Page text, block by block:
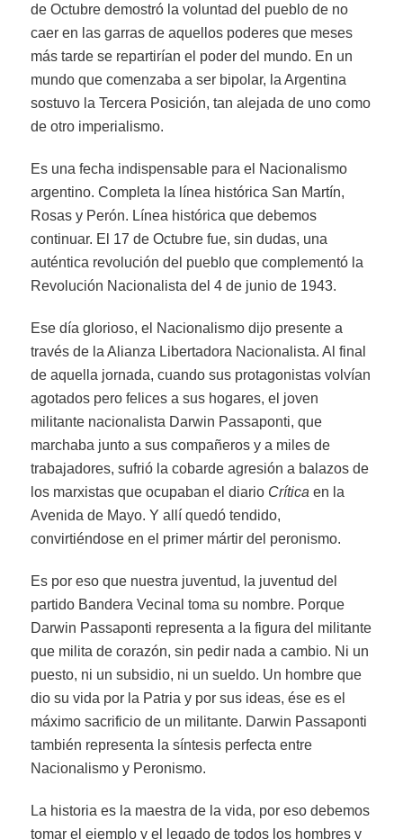
de Octubre demostró la voluntad del pueblo de no
caer en las garras de aquellos poderes que meses
más tarde se repartirían el poder del mundo. En un
mundo que comenzaba a ser bipolar, la Argentina
sostuvo la Tercera Posición, tan alejada de uno como
de otro imperialismo.
Es una fecha indispensable para el Nacionalismo
argentino. Completa la línea histórica San Martín,
Rosas y Perón. Línea histórica que debemos
continuar. El 17 de Octubre fue, sin dudas, una
auténtica revolución del pueblo que complementó la
Revolución Nacionalista del 4 de junio de 1943.
Ese día glorioso, el Nacionalismo dijo presente a
través de la Alianza Libertadora Nacionalista. Al final
de aquella jornada, cuando sus protagonistas volvían
agotados pero felices a sus hogares, el joven
militante nacionalista Darwin Passaponti, que
marchaba junto a sus compañeros y a miles de
trabajadores, sufrió la cobarde agresión a balazos de
los marxistas que ocupaban el diario Críticaen la
Avenida de Mayo. Y allí quedó tendido,
convirtiéndose en el primer mártir del peronismo.
Es por eso que nuestra juventud, la juventud del
partido Bandera Vecinal toma su nombre. Porque
Darwin Passaponti representa a la figura del militante
que milita de corazón, sin pedir nada a cambio. Ni un
puesto, ni un subsidio, ni un sueldo. Un hombre que
dio su vida por la Patria y por sus ideas, ése es el
máximo sacrificio de un militante. Darwin Passaponti
también representa la síntesis perfecta entre
Nacionalismo y Peronismo.
La historia es la maestra de la vida, por eso debemos
tomar el ejemplo y el legado de todos los hombres y